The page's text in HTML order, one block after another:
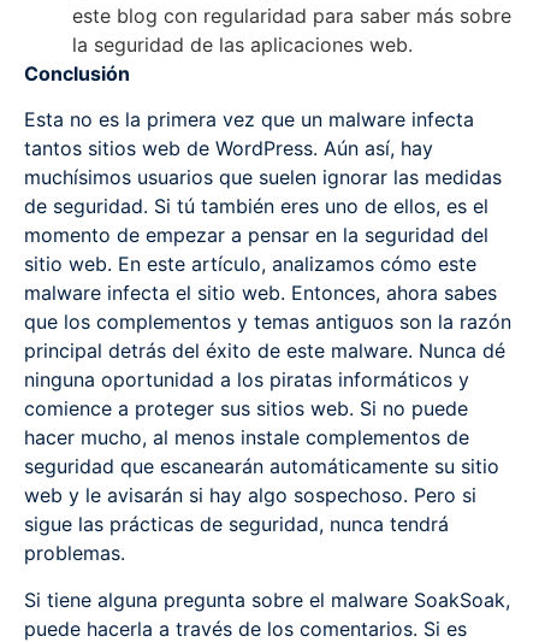
este blog con regularidad para saber más sobre
la seguridad de las aplicaciones web.
Conclusión
Esta no es la primera vez que un malware infecta
tantos sitios web de WordPress. Aún así, hay
muchísimos usuarios que suelen ignorar las medidas
de seguridad. Si tú también eres uno de ellos, es el
momento de empezar a pensar en la seguridad del
sitio web. En este artículo, analizamos cómo este
malware infecta el sitio web. Entonces, ahora sabes
que los complementos y temas antiguos son la razón
principal detrás del éxito de este malware. Nunca dé
ninguna oportunidad a los piratas informáticos y
comience a proteger sus sitios web. Si no puede
hacer mucho, al menos instale complementos de
seguridad que escanearán automáticamente su sitio
web y le avisarán si hay algo sospechoso. Pero si
sigue las prácticas de seguridad, nunca tendrá
problemas.
Si tiene alguna pregunta sobre el malware SoakSoak,
puede hacerla a través de los comentarios. Si es